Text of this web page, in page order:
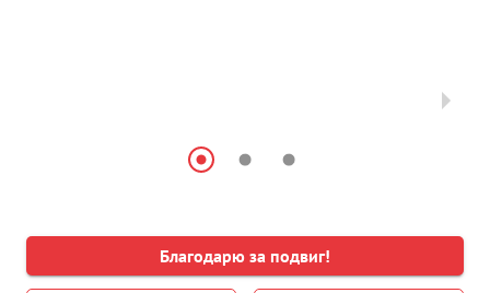
Благодарю за подвиг!